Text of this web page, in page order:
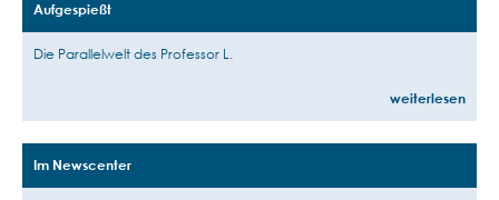
Aufgespießt
Die Parallelwelt des Professor L.
weiterlesen
Im Newscenter